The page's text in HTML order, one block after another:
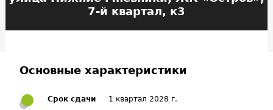
7-й квартал, к3
Основные характеристики
Срок сдачи 1 квартал 2028 г.